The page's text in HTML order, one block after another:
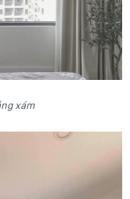
xám